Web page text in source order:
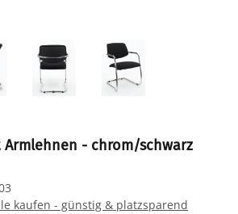
Armlehnen - chrom/schwarz
kaufen - günstig & platzsparend